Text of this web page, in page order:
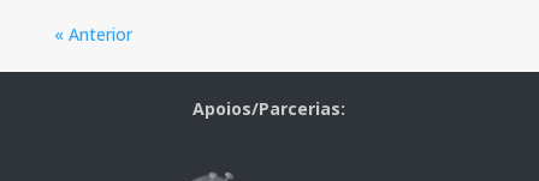
« Anterior
Apoios/Parcerias: